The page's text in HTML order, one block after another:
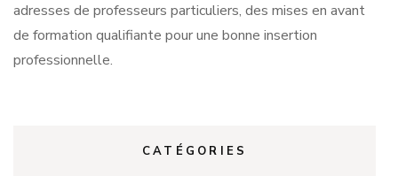
adresses de professeurs particuliers, des mises en avant
de formation qualifiante pour une bonne insertion
professionnelle.
CATÉGORIES